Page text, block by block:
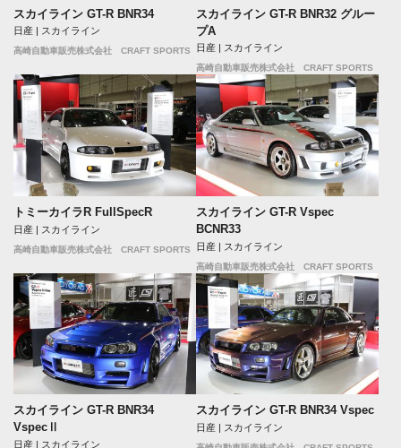
スカイライン GT-R BNR34
日産 | スカイライン
高崎自動車販売株式会社 CRAFT SPORTS
スカイライン GT-R BNR32 グルー
プA
日産 | スカイライン
高崎自動車販売株式会社 CRAFT SPORTS
トミーカイラR FullSpecR
日産 | スカイライン
高崎自動車販売株式会社 CRAFT SPORTS
スカイライン GT-R Vspec
BCNR33
日産 | スカイライン
高崎自動車販売株式会社 CRAFT SPORTS
スカイライン GT-R BNR34
VspecⅡ
日産 | スカイライン
スカイライン GT-R BNR34 Vspec
日産 | スカイライン